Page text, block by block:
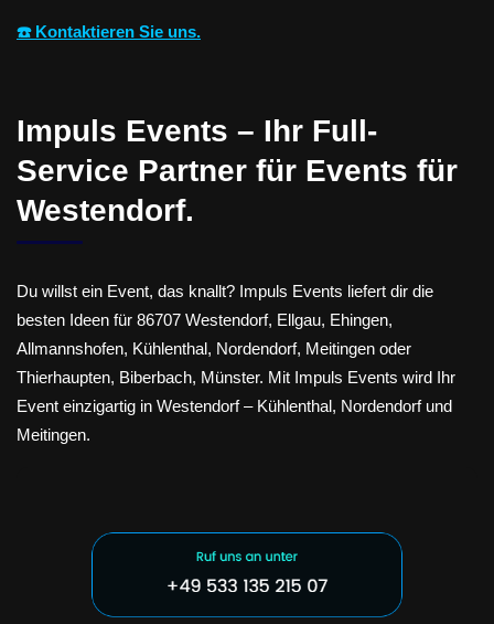
☎️ Kontaktieren Sie uns.
Impuls Events – Ihr Full-
Service Partner für Events für
Westendorf.
Du willst ein Event, das knallt? Impuls Events liefert dir die
besten Ideen für 86707 Westendorf, Ellgau, Ehingen,
Allmannshofen, Kühlenthal, Nordendorf, Meitingen oder
Thierhaupten, Biberbach, Münster. Mit Impuls Events wird Ihr
Event einzigartig in Westendorf – Kühlenthal, Nordendorf und
Meitingen.